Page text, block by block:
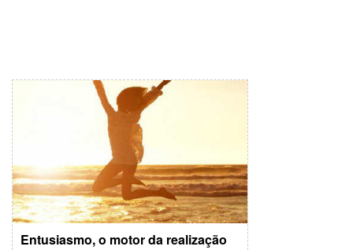
Entusiasmo, o motor da realização